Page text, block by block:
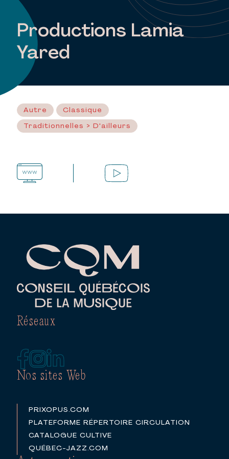
Productions Lamia
Yared
Autre Classique
Traditionnelles > D'ailleurs
Nos sites Web
PRIXOPUS.COM
PLATEFORME RÉPERTOIRE CIRCULATION
CATALOGUE CULTIVE
QUÉBEC-JAZZ.COM
Réseaux